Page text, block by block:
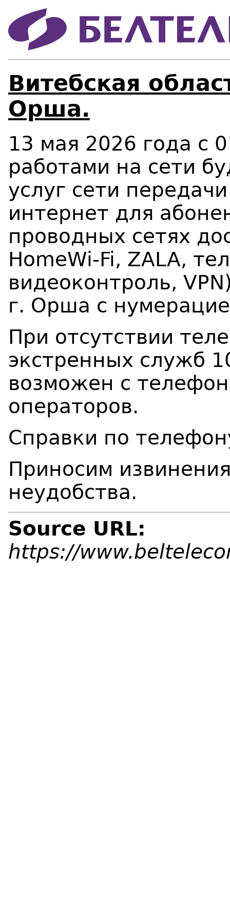
Витебская
Орша.
13 мая 2026 года c
работами на сети
услуг сети
интернет для
проводных сетях
HomeWi-Fi, ZALA,
видеоконтроль,
г. Орша с
При отсутствии
экстренных служб
возможен с
операторов.
Справки по
Приносим
неудобства.
Source URL:
https://